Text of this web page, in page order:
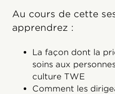
Au cours de cette
apprendrez :
La façon dont la
soins aux
culture TWE
Comment les